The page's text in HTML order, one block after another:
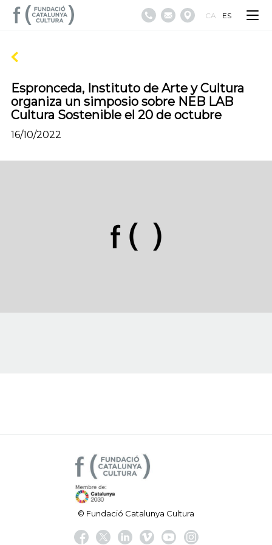
CA ES
Espronceda, Instituto de Arte y Cultura
organiza un simposio sobre NEB LAB
Cultura Sostenible el 20 de octubre
16/10/2022
© Fundació Catalunya Cultura